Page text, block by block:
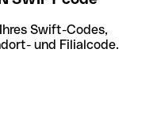
Swift-Codes,
und Filialcode.